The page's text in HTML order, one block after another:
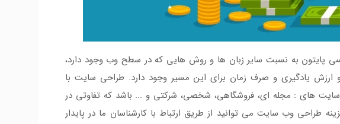
پایتون به نسبت سایر زبان ها و روش هایی که در سطح وب وجود دارد،
ارزش یادگیری و صرف زمان برای این مسیر وجود دارد. طراحی سایت با
سایت های : مجله ای، فروشگاهی، شخصی، شرکتی و ... باشد که تفاوتی در
طراحی وب سایت می توانید از طریق ارتباط با کارشناسان ما در پایدار